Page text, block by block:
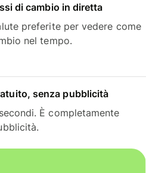
di cambio in diretta
preferite per vedere come
nel tempo.
senza pubblicità
È completamente